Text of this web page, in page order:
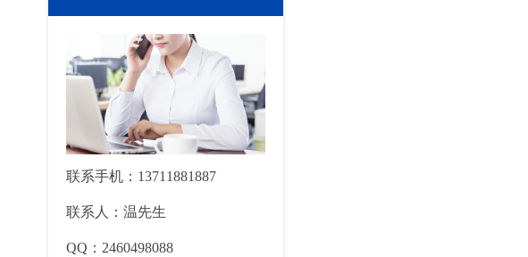
联系手机：13711881887
联系人：温先生
QQ：2460498088